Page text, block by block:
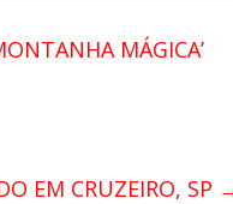
MÁGICA’
EM CRUZEIRO, SP